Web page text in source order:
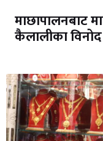
माछापालनबाट
कैलालीका विनोद